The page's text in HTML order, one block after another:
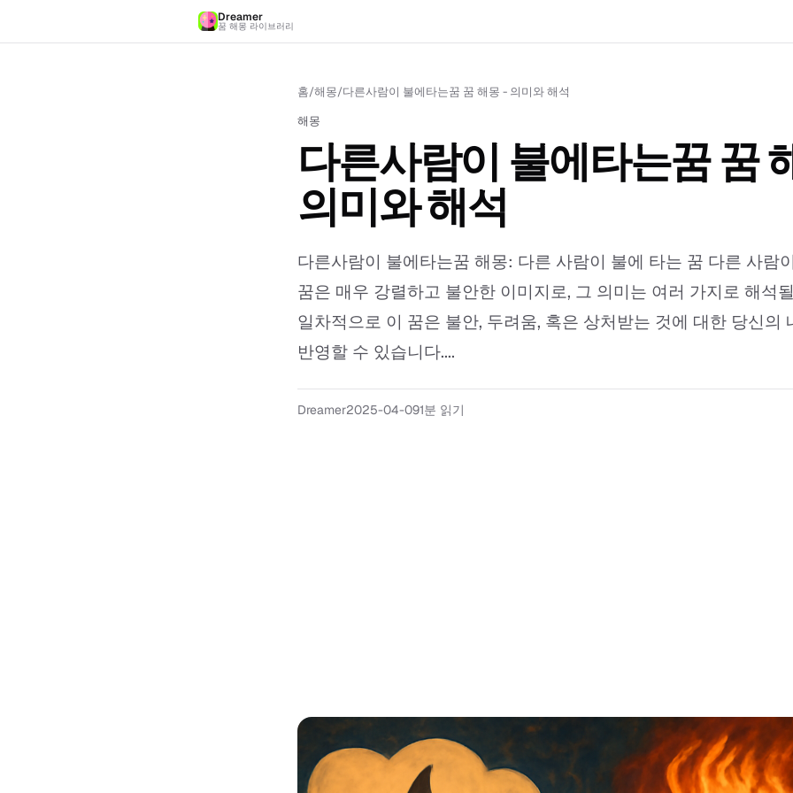
Dreamer
꿈 해몽 라이브러리
홈/해몽/다른사람이 불에타는꿈 꿈 해몽 - 의미와 해석
해몽
다른사람이 불에타는꿈 꿈
의미와 해석
다른사람이 불에타는꿈 해몽: 다른 사람이 불에 타는 꿈 다른 사람
꿈은 매우 강렬하고 불안한 이미지로, 그 의미는 여러 가지로 해석
일차적으로 이 꿈은 불안, 두려움, 혹은 상처받는 것에 대한 당신의
반영할 수 있습니다....
Dreamer2025-04-091분 읽기